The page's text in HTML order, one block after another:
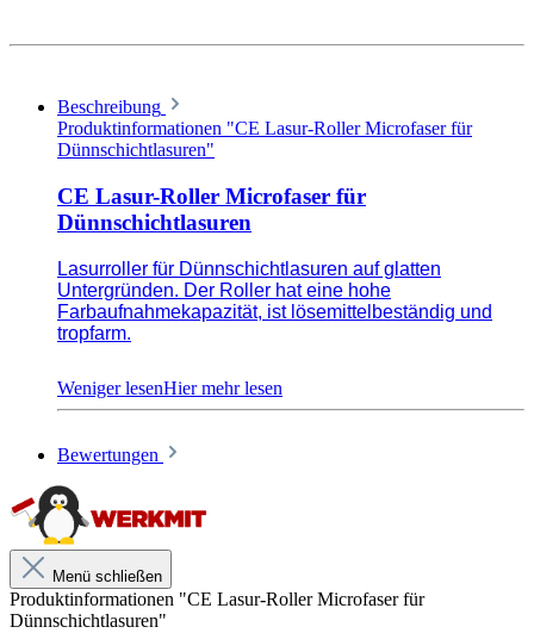
Beschreibung
Produktinformationen "CE Lasur-Roller Microfaser für
Dünnschichtlasuren"
CE Lasur-Roller Microfaser für
Dünnschichtlasuren
Lasurroller für Dünnschichtlasuren auf glatten
Untergründen. Der Roller hat eine hohe
Farbaufnahmekapazität, ist lösemittelbeständig und
tropfarm.
Hohe Farbaufnahmekapazität
Unsere anwendungstechnischen Empfehlungen dienen der
Unterstützung des Käufers bzw. Verarbeiters.
Bewertungen
Menü schließen
Produktinformationen "CE Lasur-Roller Microfaser für
Dünnschichtlasuren"